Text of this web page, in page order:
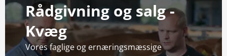
Rådgivning og salg -
Kvæg
Vores faglige og ernæringsmæssige